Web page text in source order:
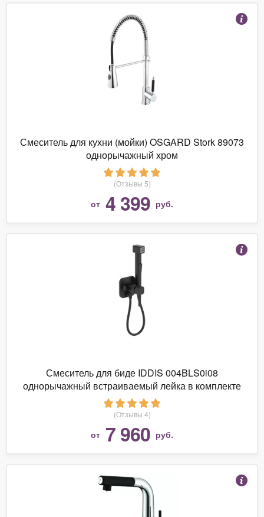
Смеситель для кухни (мойки) OSGARD Stork 89073
однорычажный хром
(Отзывы 5)
от 4 399 руб.
Смеситель для биде IDDIS 004BLS0i08
однорычажный встраиваемый лейка в комплекте
(Отзывы 4)
от 7 960 руб.